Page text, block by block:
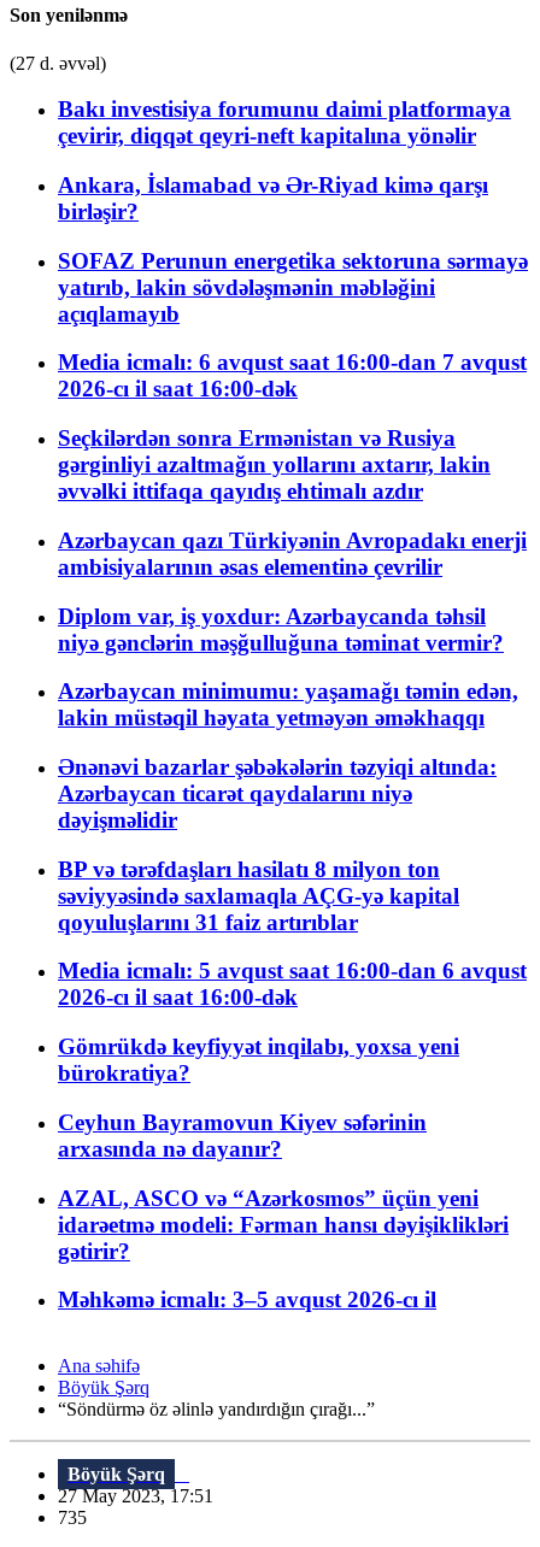
Son yenilənmə
(27 d. əvvəl)
Bakı investisiya forumunu daimi platformaya
çevirir, diqqət qeyri-neft kapitalına yönəlir
Ankara, İslamabad və Ər-Riyad kimə qarşı
birləşir?
SOFAZ Perunun energetika sektoruna sərmayə
yatırıb, lakin sövdələşmənin məbləğini
açıqlamayıb
Media icmalı: 6 avqust saat 16:00-dan 7 avqust
2026-cı il saat 16:00-dək
Seçkilərdən sonra Ermənistan və Rusiya
gərginliyi azaltmağın yollarını axtarır, lakin
əvvəlki ittifaqa qayıdış ehtimalı azdır
Azərbaycan qazı Türkiyənin Avropadakı enerji
ambisiyalarının əsas elementinə çevrilir
Diplom var, iş yoxdur: Azərbaycanda təhsil
niyə gənclərin məşğulluğuna təminat vermir?
Azərbaycan minimumu: yaşamağı təmin edən,
lakin müstəqil həyata yetməyən əməkhaqqı
Ənənəvi bazarlar şəbəkələrin təzyiqi altında:
Azərbaycan ticarət qaydalarını niyə
dəyişməlidir
BP və tərəfdaşları hasilatı 8 milyon ton
səviyyəsində saxlamaqla AÇG-yə kapital
qoyuluşlarını 31 faiz artırıblar
Media icmalı: 5 avqust saat 16:00-dan 6 avqust
2026-cı il saat 16:00-dək
Gömrükdə keyfiyyət inqilabı, yoxsa yeni
bürokratiya?
Ceyhun Bayramovun Kiyev səfərinin
arxasında nə dayanır?
AZAL, ASCO və “Azərkosmos” üçün yeni
idarəetmə modeli: Fərman hansı dəyişiklikləri
gətirir?
Məhkəmə icmalı: 3–5 avqust 2026-cı il
Ana səhifə
Böyük Şərq
“Söndürmə öz əlinlə yandırdığın çırağı...”
Böyük Şərq
27 May 2023, 17:51
735